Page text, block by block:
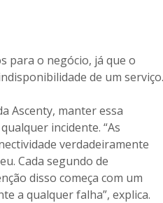
para o negócio, já que o
de um serviço.
Ascenty, manter essa
incidente. “As
verdadeiramente
Cada segundo de
disso começa com um
a qualquer falha”, explica.